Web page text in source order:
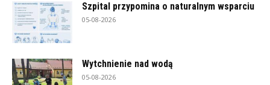
Szpital przypomina o naturalnym wsparciu
05-08-2026
Wytchnienie nad wodą
05-08-2026